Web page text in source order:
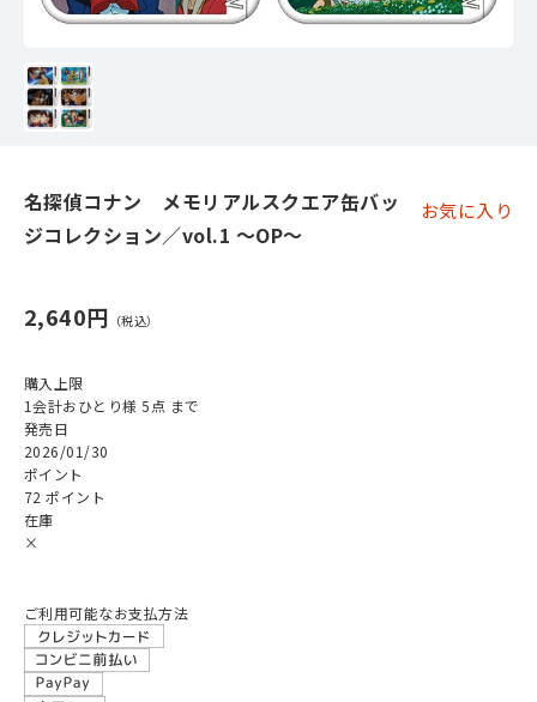
名探偵コナン メモリアルスクエア缶バッ
ジコレクション／vol.1 ～OP～
お気に入り
2,640円
購入上限
1会計おひとり様 5点 まで
発売日
2026/01/30
ポイント
72 ポイント
在庫
×
ご利用可能なお支払方法